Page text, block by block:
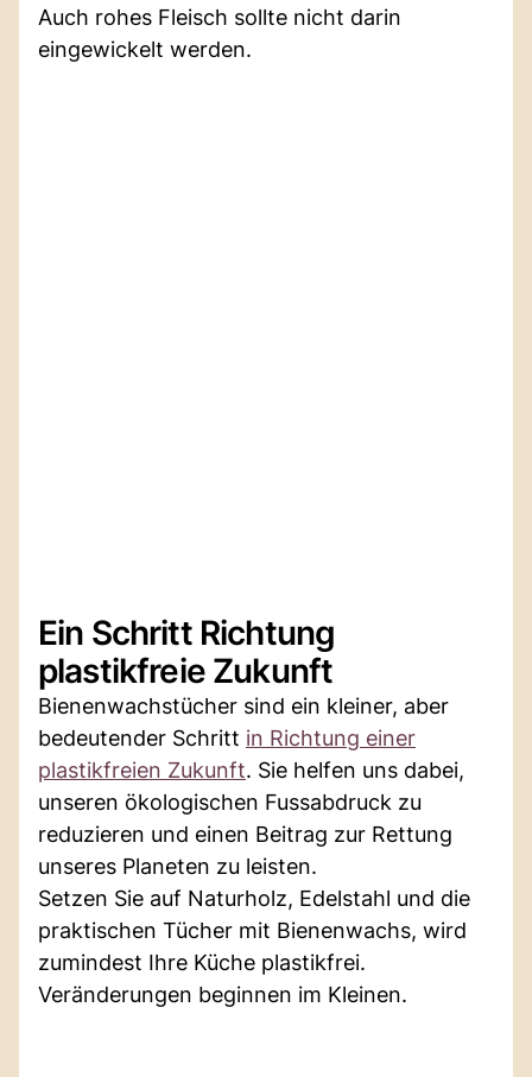
Auch rohes Fleisch sollte nicht darin
eingewickelt werden.
Ein Schritt Richtung
plastikfreie Zukunft
Bienenwachstücher sind ein kleiner, aber
bedeutender Schritt in Richtung einer
plastikfreien Zukunft. Sie helfen uns dabei,
unseren ökologischen Fussabdruck zu
reduzieren und einen Beitrag zur Rettung
unseres Planeten zu leisten.
Setzen Sie auf Naturholz, Edelstahl und die
praktischen Tücher mit Bienenwachs, wird
zumindest Ihre Küche plastikfrei.
Veränderungen beginnen im Kleinen.